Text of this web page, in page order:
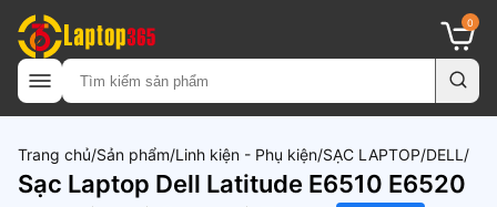
0
Trang chủ Sản phẩm Linh kiện - Phụ kiện SẠC LAPTOP DELL
Sạc Laptop Dell Latitude E6510 E6520